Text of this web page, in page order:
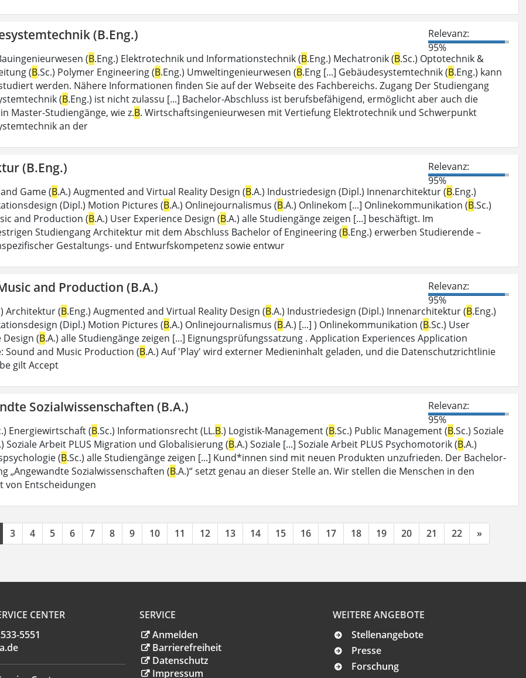
(B.Eng.)
Relevanz:
95%
(B.Eng.) Elektrotechnik und Informationstechnik (B.Eng.) Mechatronik (B.Sc.) Optotechnik &
(B.Sc.) Polymer Engineering (B.Eng.) Umweltingenieurwesen (B.Eng [...] Gebäudesystemtechnik (B.Eng.) kann
werden. Nähere Informationen finden Sie auf der Webseite des Fachbereichs. Zugang Der Studiengang
(B.Eng.) ist nicht zulassu [...] Bachelor-Abschluss ist berufsbefähigend, ermöglicht aber auch die
Master-Studiengänge, wie z.B. Wirtschaftsingenieurwesen mit Vertiefung Elektrotechnik und Schwerpunkt
an der
(B.Eng.)
Relevanz:
95%
Game (B.A.) Augmented and Virtual Reality Design (B.A.) Industriedesign (Dipl.) Innenarchitektur (B.Eng.)
(Dipl.) Motion Pictures (B.A.) Onlinejournalismus (B.A.) Onlinekom [...] Onlinekommunikation (B.Sc.)
and Production (B.A.) User Experience Design (B.A.) alle Studiengänge zeigen [...] beschäftigt. Im
Studiengang Architektur mit dem Abschluss Bachelor of Engineering (B.Eng.) erwerben Studierende –
Gestaltungs- und Entwurfskompetenz sowie entwur
and Production (B.A.)
Relevanz:
95%
Architektur (B.Eng.) Augmented and Virtual Reality Design (B.A.) Industriedesign (Dipl.) Innenarchitektur (B.Eng.)
(Dipl.) Motion Pictures (B.A.) Onlinejournalismus (B.A.) [...] ) Onlinekommunikation (B.Sc.) User
Design (B.A.) alle Studiengänge zeigen [...] Eignungsprüfungssatzung . Application Experiences Application
Sound and Music Production (B.A.) Auf 'Play' wird externer Medieninhalt geladen, und die Datenschutzrichtlinie
gilt Accept
Sozialwissenschaften (B.A.)
Relevanz:
95%
Energiewirtschaft (B.Sc.) Informationsrecht (LL.B.) Logistik-Management (B.Sc.) Public Management (B.Sc.) Soziale
Soziale Arbeit PLUS Migration und Globalisierung (B.A.) Soziale [...] Soziale Arbeit PLUS Psychomotorik (B.A.)
(B.Sc.) alle Studiengänge zeigen [...] Kund*innen sind mit neuen Produkten unzufrieden. Der Bachelor-
„Angewandte Sozialwissenschaften (B.A.)“ setzt genau an dieser Stelle an. Wir stellen die Menschen in den
von Entscheidungen
3 4 5 6 7 8 9 10 11 12 13 14 15 16 17 18 19 20 21 22 »
CENTER
5551
.de
SERVICE
Anmelden
Barrierefreiheit
Datenschutz
Impressum
WEITERE ANGEBOTE
Stellenangebote
Presse
Forschung